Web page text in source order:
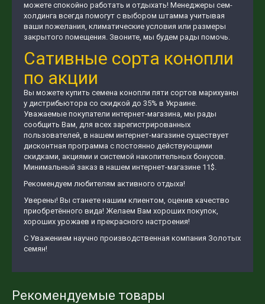
можете спокойно работать и отдыхать! Менеджеры сем-
холдинга всегда помогут с выбором штамма учитывая
ваши пожелания, климатические условия или размеры
закрытого помещения. Звоните, мы будем рады помочь.
Сативные сорта конопли
по акции
Вы можете купить семена конопли пяти сортов марихуаны
у дистрибьютора со скидкой до 35% в Украине.
Уважаемые покупатели интернет-магазина, мы рады
сообщить Вам, для всех зарегистрированных
пользователей, в нашем интернет-магазине существует
дисконтная программа с постоянно действующими
скидками, акциями и системой накопительных бонусов.
Минимальный заказ в нашем интернет-магазине 11$.
Рекомендуем любителям активного отдыха!
Уверены! Вы станете нашим клиентом, оценив качество
приобретённого вида! Желаем Вам хороших покупок,
хороших урожаев и прекрасного настроения!
С Уважением научно производственная компания Золотых
семян!
Рекомендуемые товары